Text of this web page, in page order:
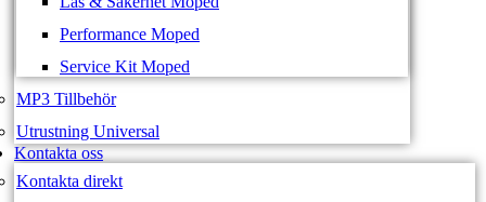
Performance Moped
Service Kit Moped
MP3 Tillbehör
Utrustning Universal
Kontakta oss
Kontakta direkt